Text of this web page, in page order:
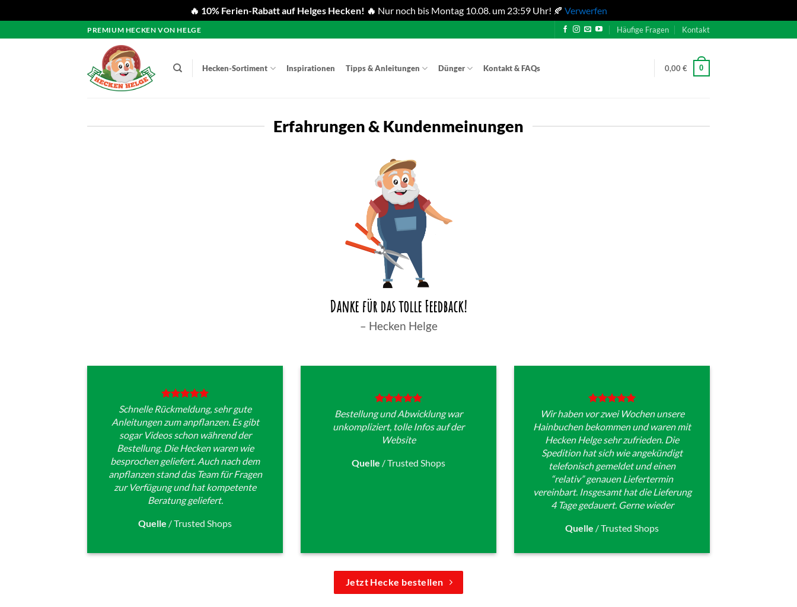
🔥 10% Ferien-Rabatt auf Helges Hecken! 🔥 Nur noch bis Montag 10.08. um 23:59 Uhr! 🍂 Verwerfen
Inhalt
PREMIUM HECKEN VON HELGE Häufige Fragen Kontakt
Hecken-Sortiment Inspirationen Tipps & Anleitungen Dünger Kontakt & FAQs 0,00€ 0
Erfahrungen & Kundenmeinungen
Danke für das tolle Feedback!
– Hecken Helge
Schnelle Rückmeldung, sehr gute
Anleitungen zum anpflanzen. Es gibt
sogar Videos schon während der
Bestellung. Die Hecken waren wie
besprochen geliefert. Auch nach dem
anpflanzen stand das Team für Fragen
zur Verfügung und hat kompetente
Beratung geliefert.
Quelle /Trusted Shops
Bestellung und Abwicklung war
unkompliziert, tolle Infos auf der
Website
Quelle /Trusted Shops
Wir haben vor zwei Wochen unsere
Hainbuchen bekommen und waren mit
Hecken Helge sehr zufrieden. Die
Spedition hat sich wie angekündigt
telefonisch gemeldet und einen
“relativ” genauen Liefertermin
vereinbart. Insgesamt hat die Lieferung
4 Tage gedauert. Gerne wieder
Quelle /Trusted Shops
Jetzt Hecke bestellen